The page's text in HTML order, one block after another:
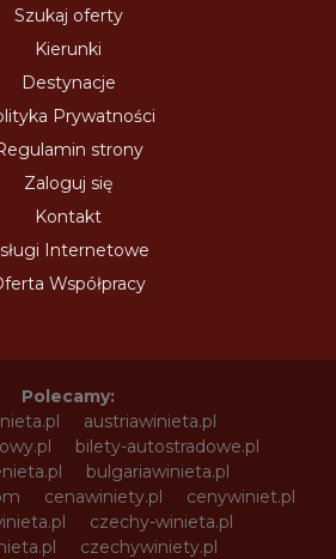
Szukaj oferty
Kierunki
Destynacje
Prywatności
strony
Zaloguj się
Kontakt
Internetowe
Współpracy
Polecamy:
austriawinieta.pl
bilety-autostradowe.pl
bulgariawinieta.pl
cenawiniety.pl
cenywiniet.pl
czechy-winieta.pl
czechywiniety.pl